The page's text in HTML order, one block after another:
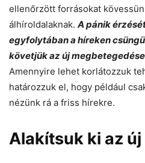
ellenőrzött forrásokat
álhíroldalaknak. A pánik
egyfolytában a híreken
követjük az új
Amennyire lehet korlátozzuk
határozzuk el, hogy például
nézünk rá a friss hírekre.
Alakítsuk ki az